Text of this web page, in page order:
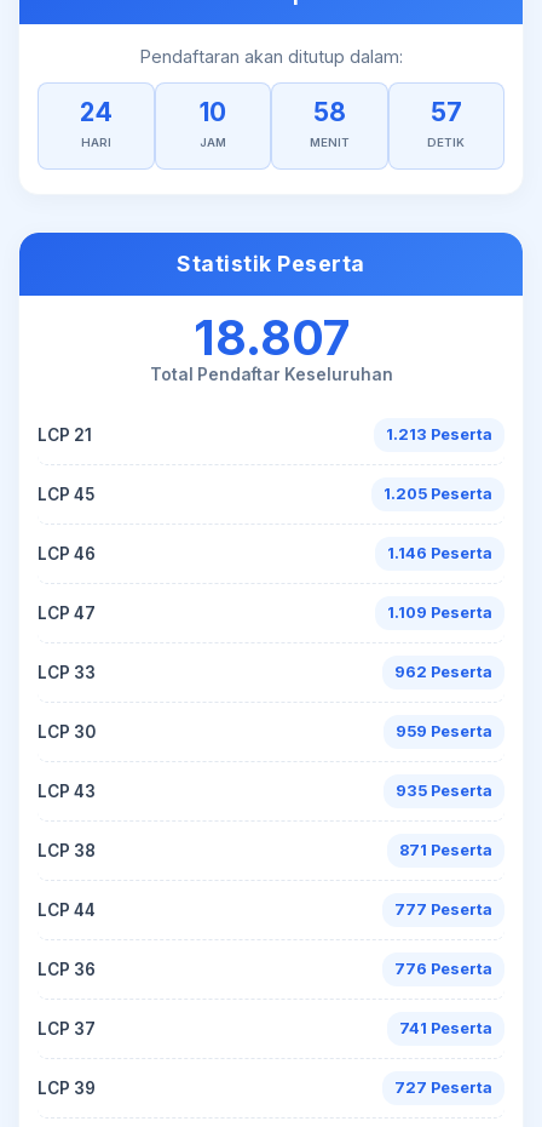
Pendaftaran akan ditutup dalam:
24
HARI
10
JAM
58
MENIT
56
DETIK
Statistik Peserta
18.807
Total Pendaftar Keseluruhan
LCP 21 1.213 Peserta
LCP 45 1.205 Peserta
LCP 46 1.146 Peserta
LCP 47 1.109 Peserta
LCP 33 962 Peserta
LCP 30 959 Peserta
LCP 43 935 Peserta
LCP 38 871 Peserta
LCP 44 777 Peserta
LCP 36 776 Peserta
LCP 37 741 Peserta
LCP 39 727 Peserta